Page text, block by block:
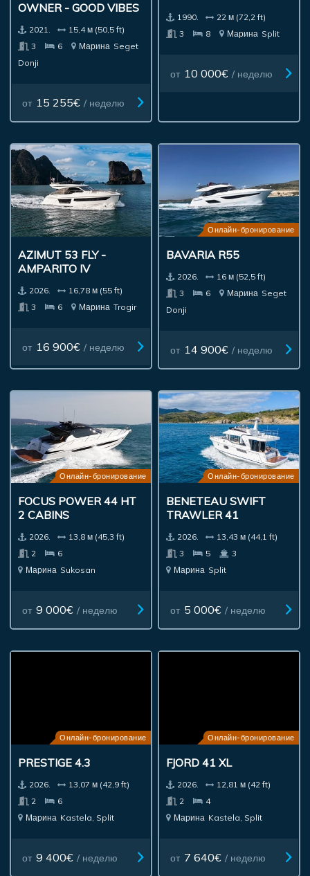
OWNER - GOOD VIBES
2021.
15,4 м (50,5 ft)
3
6 Марина Seget
Donji
от 15 255€ / неделю
1990.
22 м (72,2 ft)
3
8 Марина Split
от 10 000€ / неделю
AZIMUT 53 FLY -
AMPARITO IV
2026.
16,78 м (55 ft)
3
6 Марина Trogir
от 16 900€ / неделю
Онлайн-бронирование
BAVARIA R55
2026.
16 м (52,5 ft)
3
6 Марина Seget
Donji
от 14 900€ / неделю
Онлайн-бронирование
FOCUS POWER 44 HT
2 CABINS
2026.
13,8 м (45,3 ft)
2
6
Марина Sukosan
от 9 000€ / неделю
Онлайн-бронирование
BENETEAU SWIFT
TRAWLER 41
2026.
13,43 м (44,1 ft)
3
5
3
Марина Split
от 5 000€ / неделю
Онлайн-бронирование
PRESTIGE 4.3
2026.
13,07 м (42,9 ft)
2
6
Марина Kastela, Split
от 9 400€ / неделю
Онлайн-бронирование
FJORD 41 XL
2026.
12,81 м (42 ft)
2
4
Марина Kastela, Split
от 7 640€ / неделю